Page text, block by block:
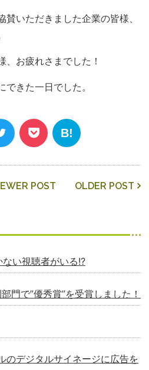
いただきました企業の皆様、
、お疲れさまでした！
きた一日でした。
OLDER POST
POST
い視聴者がいる!?
門で”優秀賞”を受賞しました！
のデジタルサイネージに広告を